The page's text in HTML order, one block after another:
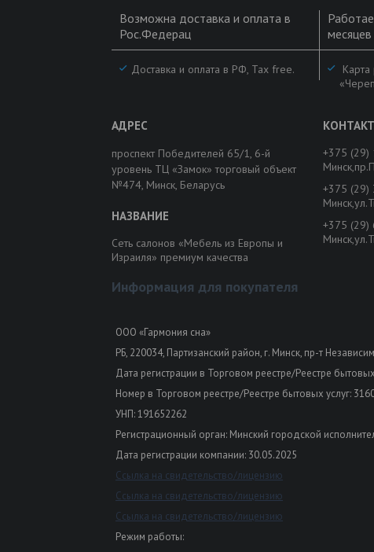
Возможна доставка и оплата в
Рос.Федерац
Доставка и оплата в РФ, Tax free.
проспект Победителей 65/1, 6-й
уровень ТЦ «Замок» торговый объект
№474, Минск, Беларусь
Сеть салонов «Мебель из Европы и
Израиля» премиум качества
+375 (29)
+375 (29)
+375 (29)
Информация для покупателя
ООО «Гармония сна»
РБ, 220034, Партизанский район, г. Минск, пр-т
Дата регистрации в Торговом реестре/Реестре
Номер в Торговом реестре/Реестре бытовых услуг:
УНП: 191652262
Регистрационный орган: Минский городской
Дата регистрации компании: 30.05.2025
Ссылка на свидетельство/лицензию
Ссылка на свидетельство/лицензию
Ссылка на свидетельство/лицензию
Режим работы: